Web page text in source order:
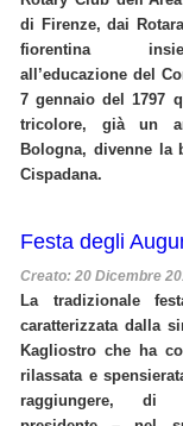
di Firenze, dai
fiorentina
all’educazione del
7 gennaio del 1797
tricolore, già un
Bologna, divenne la
Cispadana.
Festa degli
Creato: 20 Dicembre
La tradizionale
caratterizzata dalla
Kagliostro che ha
rilassata e
raggiungere,